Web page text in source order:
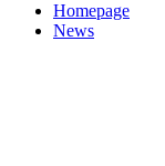
Homepage
News